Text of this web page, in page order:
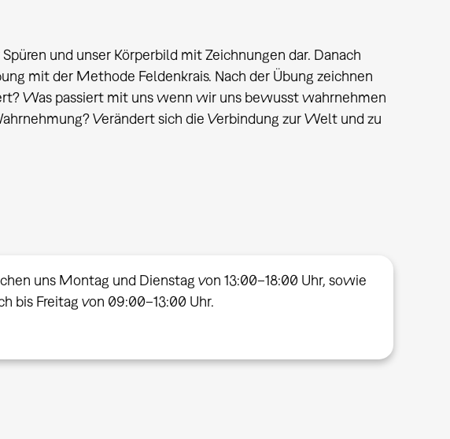
und unser Körperbild mit Zeichnungen dar. Danach
mit der Methode Feldenkrais. Nach der Übung zeichnen
Was passiert mit uns wenn wir uns bewusst wahrnehmen
Verändert sich die Verbindung zur Welt und zu
uns Montag und Dienstag von 13:00–18:00 Uhr, sowie
bis Freitag von 09:00–13:00 Uhr.